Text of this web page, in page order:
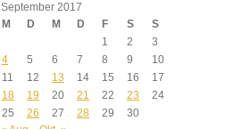
September 2017
M
D M D F S
S
1
2
3
4
5 6 7 8 9
10
11
12 13 14 15 16
17
18
19 20 21 22 23
24
25
26 27 28 29
30